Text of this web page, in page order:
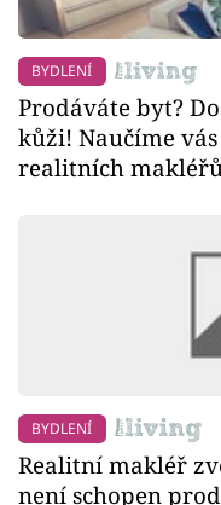
BYDLENÍ
Prodáváte byt?
kůži! Naučíme
realitních
BYDLENÍ
Realitní makléř
není schopen